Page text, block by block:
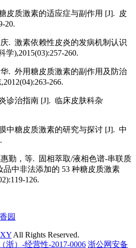
皮质激素的适应症与副作用 [J]. 皮
20.
. 激素依赖性皮炎的发病机制认识
),2015(03):257-260.
. 外用糖皮质激素的副作用及防治
266.
诊治指南 [J]. 临床皮肤科杂
中糖皮质激素的研究与探讨 [J]. 中
勤，等. 固相萃取/液相色谱-串联质
中非法添加的 53 种糖皮质激素
126.
园
All Rights Reserved.
（浙）-经营性-2017-0006 浙公网安备